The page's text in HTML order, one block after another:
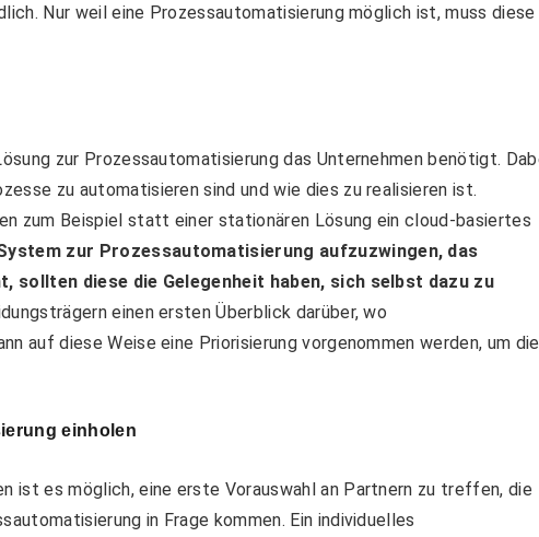
Nur weil eine Prozessautomatisierung möglich ist, muss diese
zur Prozessautomatisierung das Unternehmen benötigt.
zu automatisieren sind und wie dies zu realisieren ist.
zum Beispiel statt einer stationären Lösung ein cloud-basiertes
zur Prozessautomatisierung aufzuzwingen, das
diese die Gelegenheit haben, sich selbst dazu zu
einen ersten Überblick darüber, wo
auf diese Weise eine Priorisierung vorgenommen werden, um die
einholen
ist es möglich, eine erste Vorauswahl an Partnern zu treffen, die
in Frage kommen. Ein individuelles